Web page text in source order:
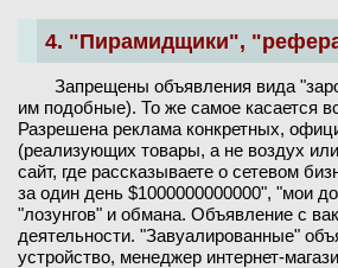
4. "Пирамидщики",
Запрещены объявления вида
им подобные). То же самое касается
Разрешена реклама конкретных,
(реализующих товары, а не воздух
сайт, где рассказываете о сетевом
за один день $1000000000000", "мои
"лозунгов" и обмана. Объявление с
деятельности. "Завуалированные"
устройство, менеджер интернет-